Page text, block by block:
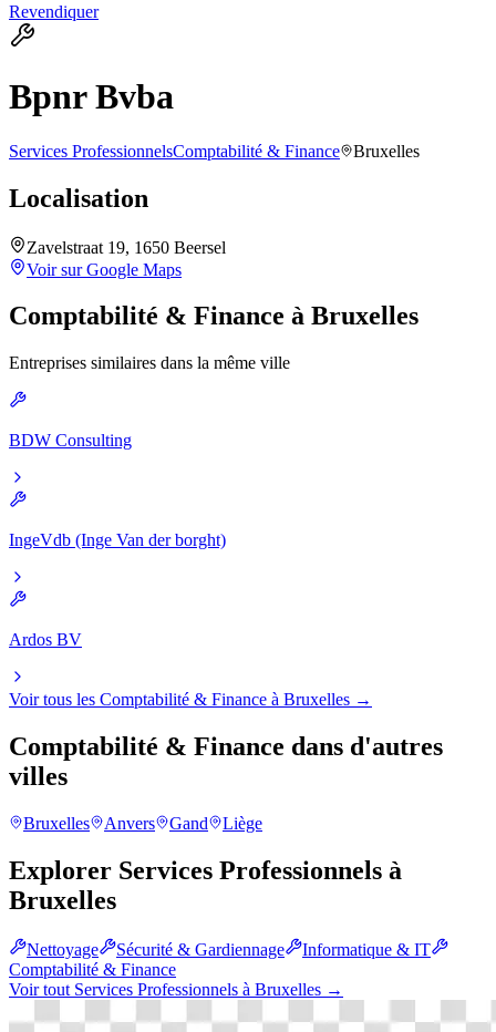
Revendiquer
Bpnr Bvba
Services ProfessionnelsComptabilité & Finance Bruxelles
Localisation
Zavelstraat 19, 1650 Beersel
Voir sur Google Maps
Comptabilité & Finance à Bruxelles
Entreprises similaires dans la même ville
BDW Consulting
IngeVdb (Inge Van der borght)
Ardos BV
Voir tous les Comptabilité & Finance à Bruxelles →
Comptabilité & Finance dans d'autres
villes
Bruxelles Anvers Gand Liège
Explorer Services Professionnels à
Bruxelles
Nettoyage Sécurité & Gardiennage
Informatique & IT
Comptabilité & Finance
Voir tout Services Professionnels à Bruxelles →